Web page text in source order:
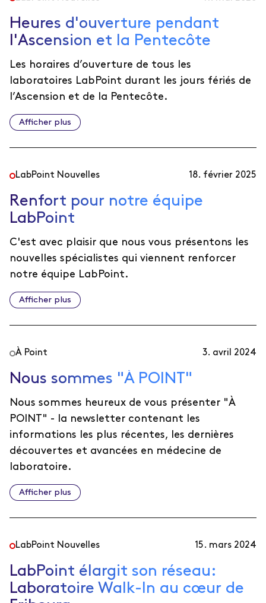
Heures d'ouverture pendant
l'Ascension et la Pentecôte
Les horaires d’ouverture de tous les
laboratoires LabPoint durant les jours fériés de
l’Ascension et de la Pentecôte.
Afficher plus
LabPoint Nouvelles 18. février 2025
Renfort pour notre équipe
LabPoint
C'est avec plaisir que nous vous présentons les
nouvelles spécialistes qui viennent renforcer
notre équipe LabPoint.
Afficher plus
À Point 3. avril 2024
Nous sommes "À POINT"
Nous sommes heureux de vous présenter "À
POINT" - la newsletter contenant les
informations les plus récentes, les dernières
découvertes et avancées en médecine de
laboratoire.
Afficher plus
LabPoint Nouvelles 15. mars 2024
LabPoint élargit son réseau:
Laboratoire Walk-In au cœur de